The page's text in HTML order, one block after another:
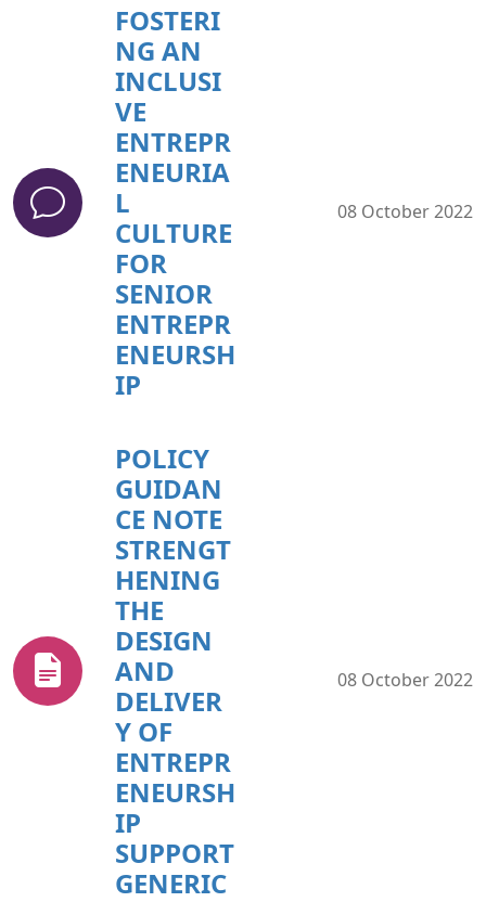
FOSTERI
NG AN
INCLUSI
VE
ENTREPR
ENEURIA
L
CULTURE
FOR
SENIOR
ENTREPR
ENEURSH
IP
08 October 2022
POLICY
GUIDAN
CE NOTE
STRENGT
HENING
THE
DESIGN
AND
DELIVER
Y OF
ENTREPR
ENEURSH
IP
SUPPORT
GENERIC
08 October 2022